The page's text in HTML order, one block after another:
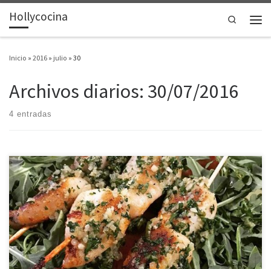
Saltar al contenido
Hollycocina
Search
Inicio » 2016 » julio » 30
Archivos diarios: 30/07/2016
4 entradas